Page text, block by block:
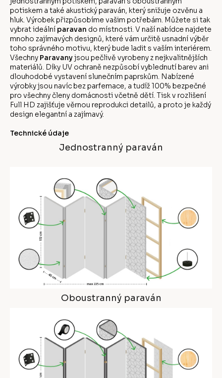
potiskem a také akustický paraván, který snižuje ozvěnu a
hluk. Výrobek přizpůsobíme vašim potřebám. Můžete si tak
vybrat ideální paravan do místnosti. V naší nabídce najdete
mnoho zajímavých designů, které vám určitě usnadní výběr
toho správného motivu, který bude ladit s vaším interiérem.
Všechny Paravanyjsou pečlivě vyrobeny z nejkvalitnějších
materiálů. Díky UV ochraně nezpůsobí vyblednutí barev ani
dlouhodobé vystavení slunečním paprskům. Nabízené
výrobky jsou navíc bez parfemace, a tudíž 100% bezpečné
pro všechny členy domácnosti včetně dětí. Tisk v rozlišení
Full HD zajišťuje věrnou reprodukci detailů, a proto je každý
design elegantní a zajímavý.
Technické údaje
Jednostranný paraván
Oboustranný paraván